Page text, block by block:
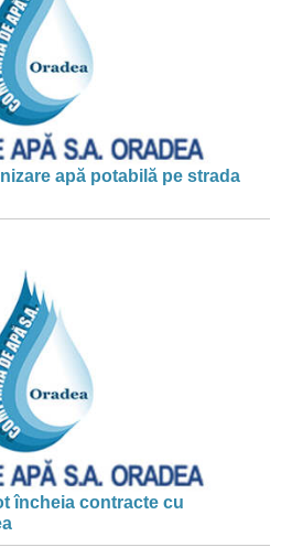
apă potabilă pe strada
încheia contracte cu